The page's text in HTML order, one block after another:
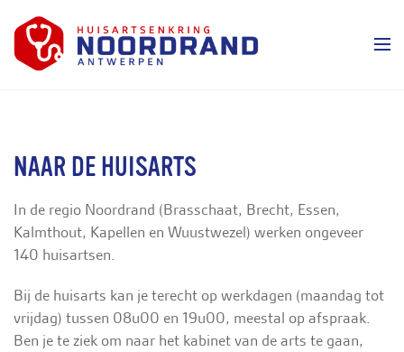
NAAR DE HUISARTS
In de regio Noordrand (Brasschaat, Brecht, Essen,
Kalmthout, Kapellen en Wuustwezel) werken ongeveer
140 huisartsen.
Bij de huisarts kan je terecht op werkdagen (maandag tot
vrijdag) tussen 08u00 en 19u00, meestal op afspraak.
Ben je te ziek om naar het kabinet van de arts te gaan,